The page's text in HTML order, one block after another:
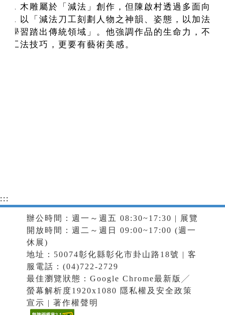
上，木雕屬於「減法」創作，但陳啟村透過多面向的
習，以「減法刀工刻劃人物之神韻、姿態，以加法多
向學習踏出傳統領域」。他強調作品的生命力，不僅
現工法技巧，更要有藝術美感。
:::
辦公時間：週一～週五 08:30~17:30 | 展覽
開放時間：週二～週日 09:00~17:00 (週一
休展)
地址：50074彰化縣彰化市卦山路18號 | 客
服電話：(04)722-2729
最佳瀏覽狀態：Google Chrome最新版╱
螢幕解析度1920x1080 隱私權及安全政策
宣示 | 著作權聲明